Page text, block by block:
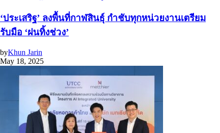
‘ประเสริฐ’ ลงพื้นที่กาฬสินธุ์ กำชับทุกหน่วยงานเตรียม
รับมือ ‘ฝนทิ้งช่วง’
byKhun Jarin
May 18, 2025